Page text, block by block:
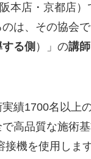
本店・京都店
は、その協会
る側 ）」の講
績1700名以上
で高品質な施術
接機を使用しま